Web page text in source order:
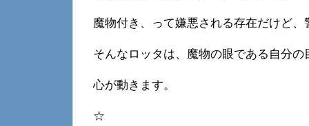
魔物付き、って嫌悪される存在だけど
そんなロッタは、魔物の眼である自分
心が動きます。
☆